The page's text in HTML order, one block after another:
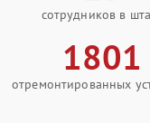
сотрудников в
1801
отремонтированных